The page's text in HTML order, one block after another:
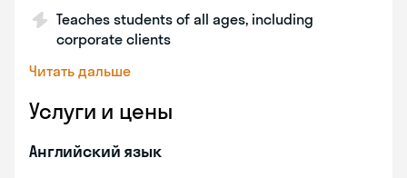
Teaches students of all ages, including
corporate clients
Читать дальше
Услуги и цены
Английский язык